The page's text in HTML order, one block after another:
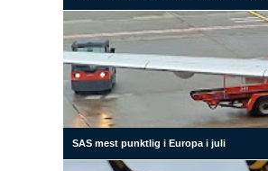
SAS mest punktlig i Europa i juli